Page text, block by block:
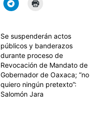
Se suspenderán actos
públicos y banderazos
durante proceso de
Revocación de Mandato de
Gobernador de Oaxaca; “no
quiero ningún pretexto”:
Salomón Jara